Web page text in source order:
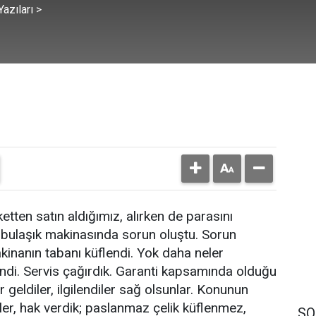
>
satın aldığımız, alırken de parasını
makinasında sorun oluştu. Sorun
tabanı küflendi. Yok daha neler
Servis çağırdık. Garanti kapsamında olduğu
ilgilendiler sağ olsunlar. Konunun
hak verdik; paslanmaz çelik küflenmez,